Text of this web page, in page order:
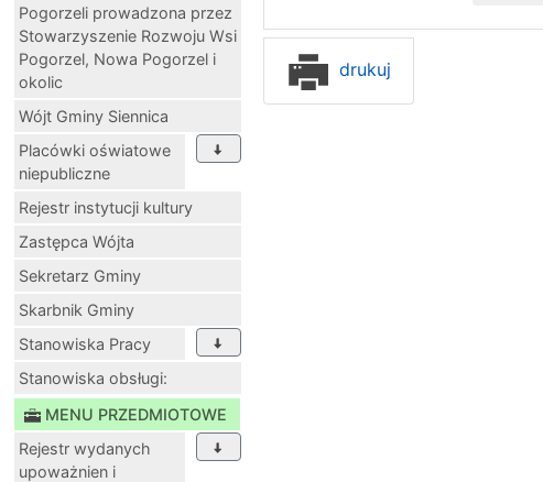
Pogorzeli prowadzona przez
Stowarzyszenie Rozwoju Wsi
Pogorzel, Nowa Pogorzel i
okolic
Wójt Gminy Siennica
Placówki oświatowe
niepubliczne
Rejestr instytucji kultury
Zastępca Wójta
Sekretarz Gminy
Skarbnik Gminy
Stanowiska Pracy
Stanowiska obsługi:
MENU PRZEDMIOTOWE
Rejestr wydanych
upoważnien i
drukuj